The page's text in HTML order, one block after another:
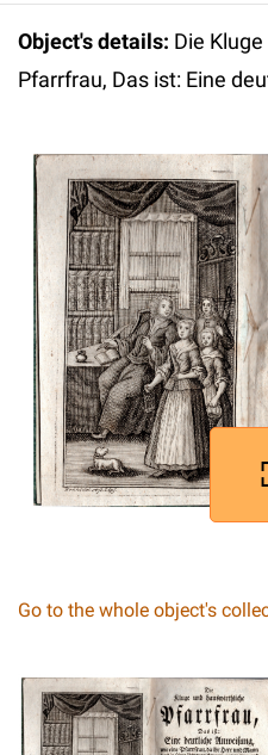
Object's details: Die
Pfarrfrau, Das ist: Eine
Go to the whole object's